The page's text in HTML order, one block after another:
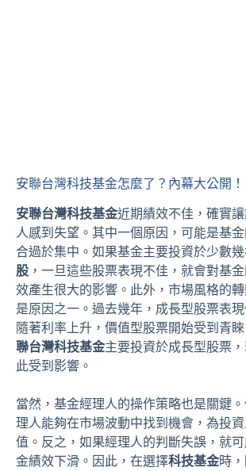
安聯台灣科技基金怎麼了？內幕大公開！
安聯台灣科技基金近期績效不佳，確實
人感到失望。其中一個原因，可能是基
合過於集中。如果基金主要投資於少數
股 ，一旦這些股票表現不佳，就會對基
效產生很大的影響。此外，市場風格的
是原因之一。過去幾年，成長型股票表
隨著利率上升，價值型股票開始受到青
聯台灣科技基金主要投資於成長型股票
此受到影響。
當然，基金經理人的操作策略也是關鍵
理人能夠在市場波動中找到機會，為投
值。反之，如果經理人的判斷失誤，就
金績效下滑。因此，在選擇科技基金時